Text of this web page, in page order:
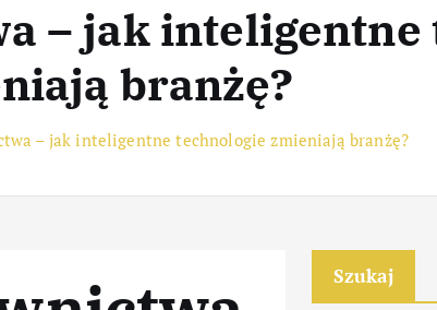
– jak
branżę?
– jak inteligentne technologie zmieniają branżę?
Szukaj